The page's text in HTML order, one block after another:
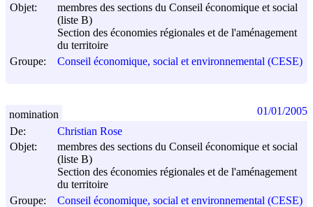
Objet:
membres des sections du Conseil économique et social
(liste B)
Section des économies régionales et de l'aménagement
du territoire
Groupe:
Conseil économique, social et environnemental (CESE)
De:
Christian Rose
Objet:
membres des sections du Conseil économique et social
(liste B)
Section des économies régionales et de l'aménagement
du territoire
Groupe:
Conseil économique, social et environnemental (CESE)
nomination 01/01/2005